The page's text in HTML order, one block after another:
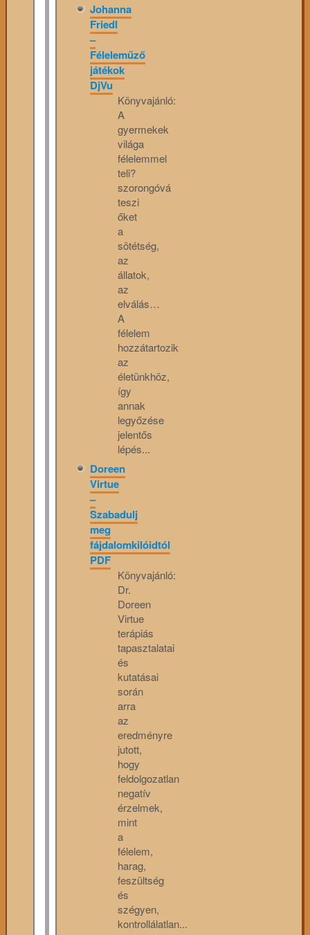
Johanna
Friedl
–
Féleleműző
játékok
DjVu
Könyvajánló:
A
gyermekek
világa
félelemmel
teli?
szorongóvá
teszi
őket
a
sötétség,
az
állatok,
az
elválás…
A
félelem
hozzátartozik
az
életünkhöz,
így
annak
legyőzése
jelentős
lépés...
Doreen
Virtue
–
Szabadulj
meg
fájdalomkilóidtól
PDF
Könyvajánló:
Dr.
Doreen
Virtue
terápiás
tapasztalatai
és
kutatásai
során
arra
az
eredményre
jutott,
hogy
feldolgozatlan
negatív
érzelmek,
mint
a
félelem,
harag,
feszültség
és
szégyen,
kontrollálatlan...